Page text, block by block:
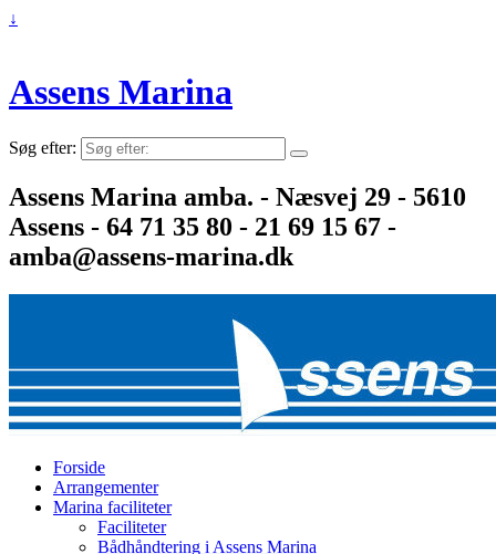
↓
Assens Marina
Søg efter:
Assens Marina amba. - Næsvej 29 - 5610
Assens - 64 71 35 80 - 21 69 15 67 -
amba@assens-marina.dk
Forside
Arrangementer
Marina faciliteter
Faciliteter
Bådhåndtering i Assens Marina